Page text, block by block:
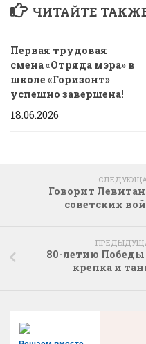
ЧИТАЙТЕ
Первая трудовая
смена «Отряда мэра» в
школе «Горизонт»
успешно завершена!
18.06.2026
Говорит
советских
80-летию
крепка и